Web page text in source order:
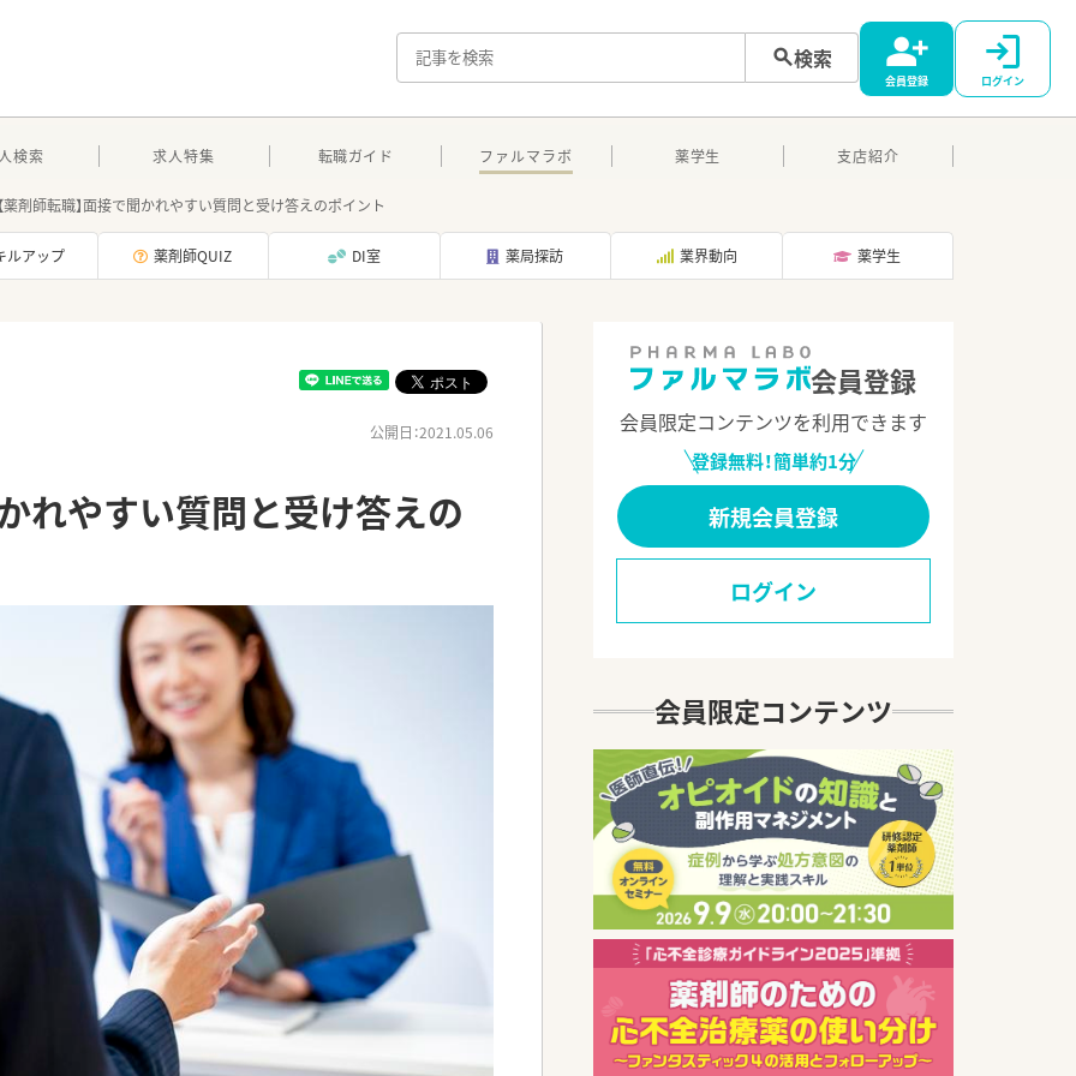
検索
会員登録 ログイン
検索 求人特集 転職ガイド ファルマラボ 薬学生 支店紹介
薬剤師転職】面接で聞かれやすい質問と受け答えのポイント
ルアップ 薬剤師QUIZ DI室 薬局探訪 業界動向 薬学生
公開日：2021.05.06
れやすい質問と受け答えの
会員登録
会員限定コンテンツを利用できます
登録無料！簡単約1分
新規会員登録
ログイン
会員限定コンテンツ